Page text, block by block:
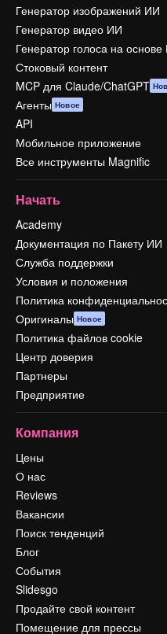
Генератор изображений ИИ
Генератор видео ИИ
Генератор голоса на
Стоковый контент
MCP для Claude/ChatGPT
Агенты Новое
API
Мобильное приложение
Все инструменты Magnific
Начать
Academy
Документация по Пакету ИИ
Служба поддержки
Условия и положения
Политика
Оригиналы Новое
Политика файлов cookie
Центр доверия
Партнеры
Предприятие
Компания
Цены
О нас
Reviews
Вакансии
Поиск тенденций
Блог
События
Slidesgo
Продайте свой контент
Помещение для прессы